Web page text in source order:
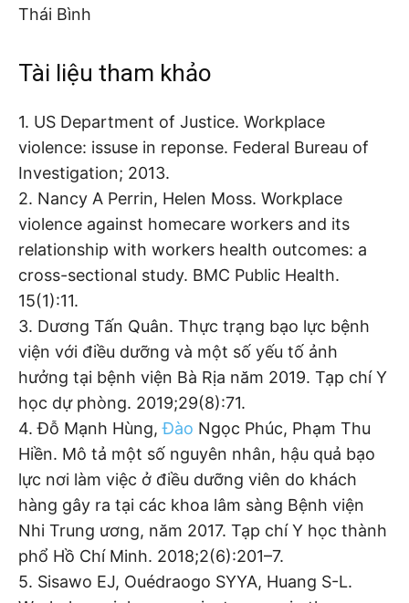
Thái Bình
Tài liệu tham khảo
1. US Department of Justice. Workplace
violence: issuse in reponse. Federal Bureau of
Investigation; 2013.
2. Nancy A Perrin, Helen Moss. Workplace
violence against homecare workers and its
relationship with workers health outcomes: a
cross-sectional study. BMC Public Health.
15(1):11.
3. Dương Tấn Quân. Thực trạng bạo lực bệnh
viện với điều dưỡng và một số yếu tố ảnh
hưởng tại bệnh viện Bà Rịa năm 2019. Tạp chí Y
học dự phòng. 2019;29(8):71.
4. Đỗ Mạnh Hùng,Đào Ngọc Phúc, Phạm Thu
Hiền. Mô tả một số nguyên nhân, hậu quả bạo
lực nơi làm việc ở điều dưỡng viên do khách
hàng gây ra tại các khoa lâm sàng Bệnh viện
Nhi Trung ương, năm 2017. Tạp chí Y học thành
phổ Hồ Chí Minh. 2018;2(6):201–7.
5. Sisawo EJ, Ouédraogo SYYA, Huang S-L.